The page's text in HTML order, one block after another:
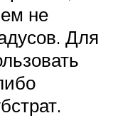
не
Для